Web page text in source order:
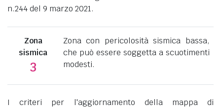
n.244 del 9 marzo 2021.
Zona
sismica
3
Zona con pericolosità sismica bassa,
che può essere soggetta a scuotimenti
modesti.
I criteri per l'aggiornamento della mappa di